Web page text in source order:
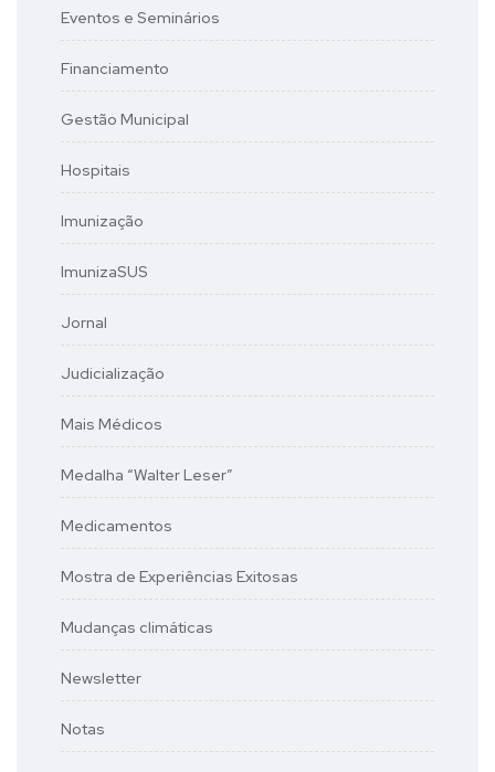
Eventos e Seminários
Financiamento
Gestão Municipal
Hospitais
Imunização
ImunizaSUS
Jornal
Judicialização
Mais Médicos
Medalha “Walter Leser”
Medicamentos
Mostra de Experiências Exitosas
Mudanças climáticas
Newsletter
Notas